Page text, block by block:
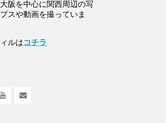
阪を中心に関西周辺の写
スや動画を撮っていま
ルはコチラ